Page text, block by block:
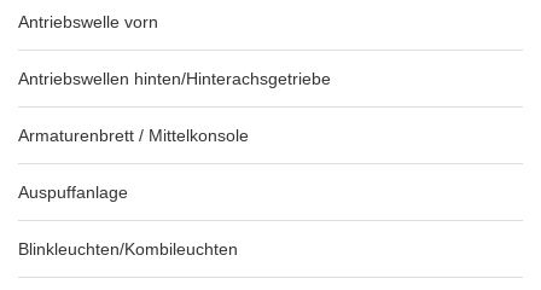
Antriebswelle vorn
Antriebswellen hinten/Hinterachsgetriebe
Armaturenbrett / Mittelkonsole
Auspuffanlage
Blinkleuchten/Kombileuchten